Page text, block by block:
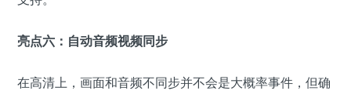
亮点六：自动音频视频同步
在高清上，画面和音频不同步并不会是大概率事件，但确